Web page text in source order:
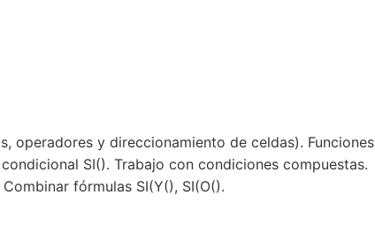
operadores y direccionamiento de celdas). Funciones
SI(). Trabajo con condiciones compuestas.
fórmulas SI(Y(), SI(O().